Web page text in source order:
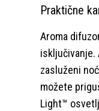
Praktične
Aroma
isključivanje.
zasluženi
možete
Light™